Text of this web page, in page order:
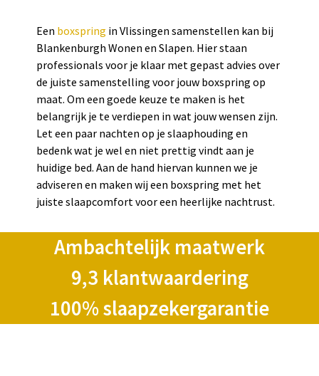
Een boxspring in Vlissingen samenstellen kan bij
Blankenburgh Wonen en Slapen. Hier staan
professionals voor je klaar met gepast advies over
de juiste samenstelling voor jouw boxspring op
maat. Om een goede keuze te maken is het
belangrijk je te verdiepen in wat jouw wensen zijn.
Let een paar nachten op je slaaphouding en
bedenk wat je wel en niet prettig vindt aan je
huidige bed. Aan de hand hiervan kunnen we je
adviseren en maken wij een boxspring met het
juiste slaapcomfort voor een heerlijke nachtrust.
Ambachtelijk maatwerk
9,3 klantwaardering
100% slaapzekergarantie